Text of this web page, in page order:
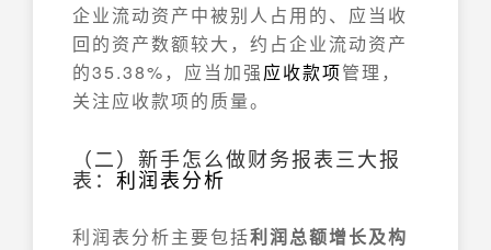
企业流动资产中被别人占用的、应当收
回的资产数额较大，约占企业流动资产
的35.38%，应当加强应收款项管理，
关注应收款项的质量。
（二）新手怎么做财务报表三大报
表： 利润表分析
利润表分析主要包括利润总额增长及构